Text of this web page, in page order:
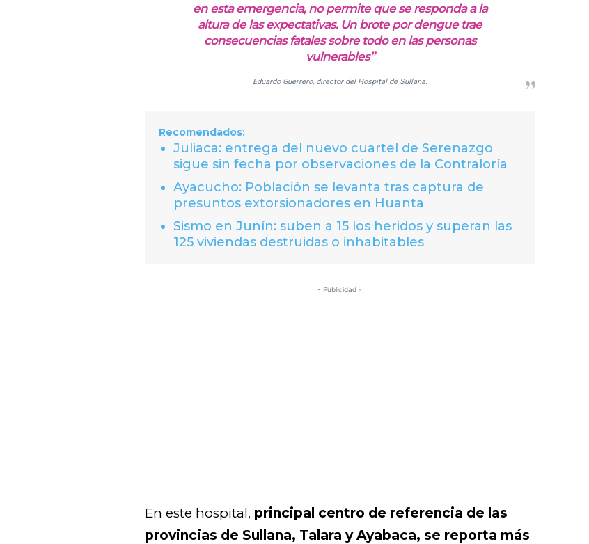
en esta emergencia, no permite que se responda a la
altura de las expectativas. Un brote por dengue trae
consecuencias fatales sobre todo en las personas
vulnerables”
Eduardo Guerrero, director del Hospital de Sullana.
Recomendados:
Juliaca: entrega del nuevo cuartel de Serenazgo
sigue sin fecha por observaciones de la Contraloría
Ayacucho: Población se levanta tras captura de
presuntos extorsionadores en Huanta
Sismo en Junín: suben a 15 los heridos y superan las
125 viviendas destruidas o inhabitables
- Publicidad -
En este hospital, principal centro de referencia de las
provincias de Sullana, Talara y Ayabaca, se reporta más